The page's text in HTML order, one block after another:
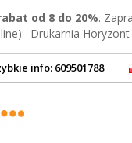
od 8 do 20%.
Drukarnia Horyzont
info: 609501788